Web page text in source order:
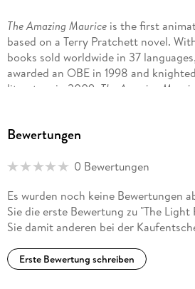
The Amazing Mauriceis the first
based on a Terry Pratchett novel.
books sold worldwide in 37
awarded an OBE in 1998 and
literature in 2009. The Amazing
younger audience, winning the
Bewertungen
0 Bewertungen
Es wurden noch keine Bewertungen
Sie die erste Bewertung zu "The
Sie damit anderen bei der
Erste Bewertung schreiben